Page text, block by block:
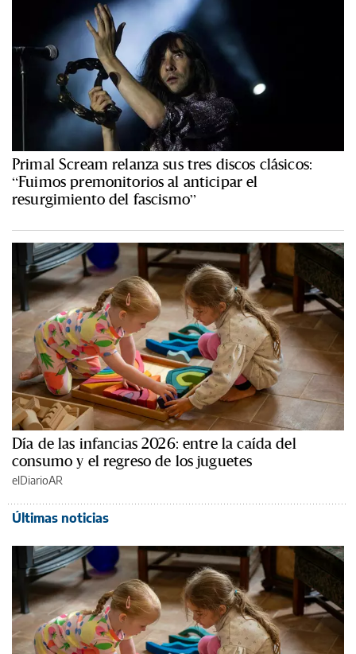
Primal Scream relanza sus tres discos clásicos:
“Fuimos premonitorios al anticipar el
resurgimiento del fascismo”
Día de las infancias 2026: entre la caída del
consumo y el regreso de los juguetes
elDiarioAR
Últimas noticias